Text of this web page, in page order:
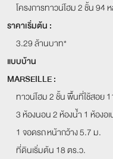
โครงการทาวน์โฮม 2 ชั้น 94
ราคาเริ่มต้น :
3.29 ล้านบาท*
แบบบ้าน
MARSEILLE :
ทาวน์โฮม 2 ชั้น พื้นที่ใช้สอย
3 ห้องนอน 2 ห้องน้ำ 1 ห้องอ
1 จอดรถ หน้ากว้าง 5.7 ม.
ที่ดินเริ่มต้น 18 ตร.ว.